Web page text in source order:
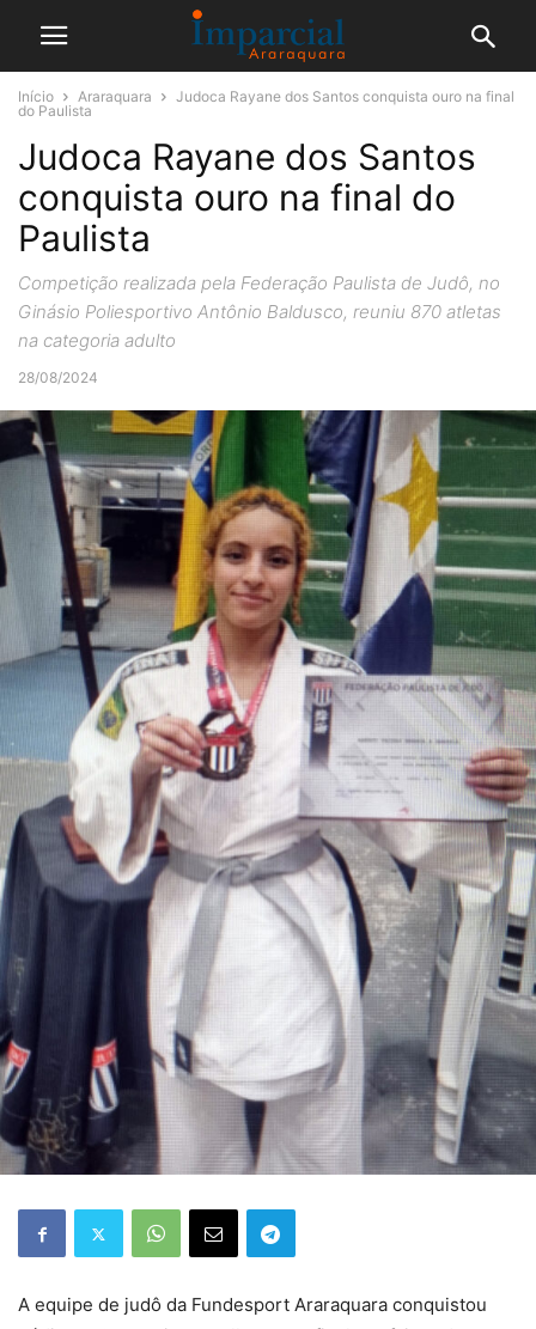
Início Araraquara
Judoca Rayane dos Santos conquista ouro na final
do Paulista
Judoca Rayane dos Santos
conquista ouro na final do
Paulista
Competição realizada pela Federação Paulista de Judô, no
Ginásio Poliesportivo Antônio Baldusco, reuniu 870 atletas
na categoria adulto
28/08/2024
A equipe de judô da Fundesport Araraquara conquistou